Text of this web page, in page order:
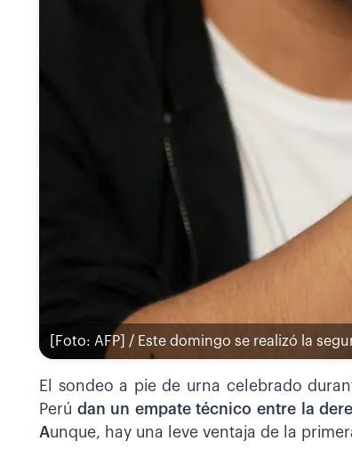
[Foto: AFP] / Este domingo se realizó la
El sondeo a pie de urna celebrado
Perú dan un empate técnico entre la
Aunque, hay una leve ventaja de la